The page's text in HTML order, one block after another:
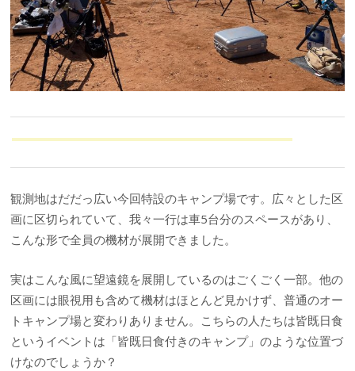
観測地はだだっ広い今回特設のキャンプ場です。広々とした区
画に区切られていて、我々一行は車5台分のスペースがあり、
こんな形で全員の機材が展開できました。
実はこんな風に望遠鏡を展開しているのはごくごく一部。他の
区画には眼視用も含めて機材はほとんど見かけず、普通のオー
トキャンプ場と変わりありません。こちらの人たちは皆既日食
というイベントは「皆既日食付きのキャンプ」のような位置づ
けなのでしょうか？